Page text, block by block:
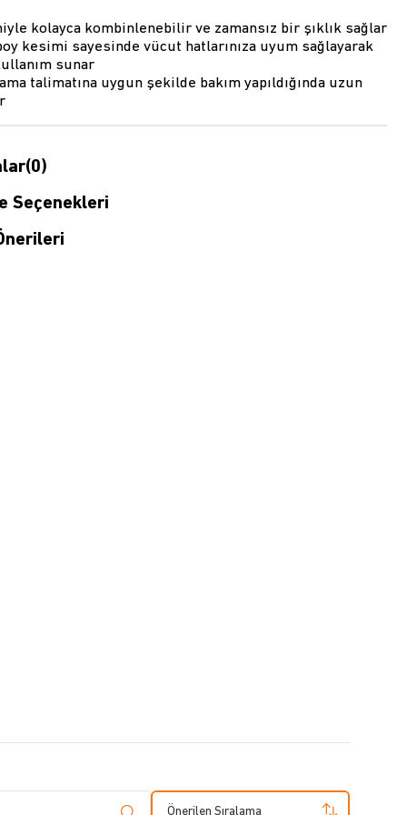
kolayca kombinlenebilir ve zamansız bir şıklık sağlar
kesimi sayesinde vücut hatlarınıza uyum sağlayarak
sunar
talimatına uygun şekilde bakım yapıldığında uzun
(0)
Seçenekleri
Önerilen Sıralama